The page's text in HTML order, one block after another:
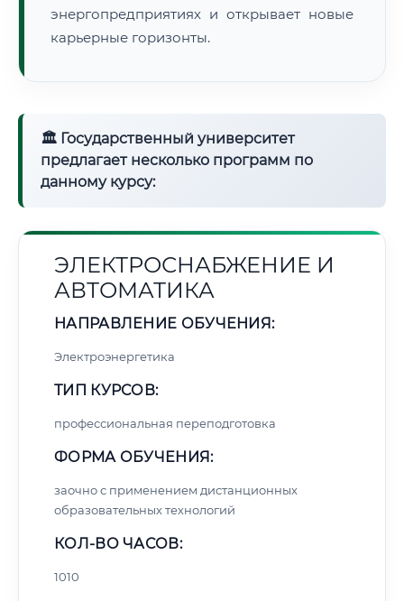
энергопредприятиях и открывает новые
карьерные горизонты.
🏛 Государственный университет
предлагает несколько программ по
данному курсу:
ЭЛЕКТРОСНАБЖЕНИЕ И
АВТОМАТИКА
НАПРАВЛЕНИЕ ОБУЧЕНИЯ:
Электроэнергетика
ТИП КУРСОВ:
профессиональная переподготовка
ФОРМА ОБУЧЕНИЯ:
заочно с применением дистанционных
образовательных технологий
КОЛ-ВО ЧАСОВ:
1010